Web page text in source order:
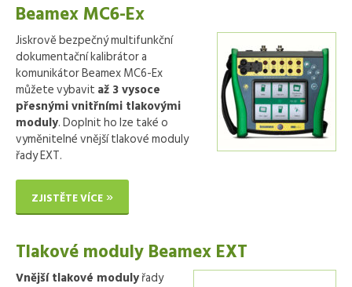
Beamex MC6-Ex
Jiskrově bezpečný multifunkční
dokumentační kalibrátor a
komunikátor Beamex MC6-Ex
můžete vybavit až 3 vysoce
přesnými vnitřními tlakovými
moduly. Doplnit ho lze také o
vyměnitelné vnější tlakové moduly
řady EXT.
ZJISTĚTE VÍCE
Tlakové moduly Beamex EXT
Vnější tlakové modulyřady